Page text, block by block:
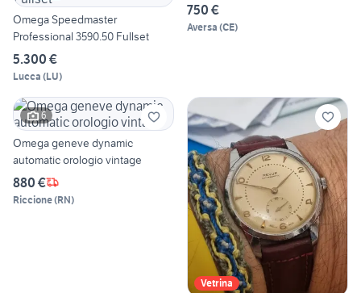
Omega Speedmaster
Professional 3590.50 Fullset
5.300 €
Lucca (LU)
750 €
Aversa (CE)
6
Omega geneve dynamic
automatic orologio vintage
880 €
Riccione(RN)
Vetrina